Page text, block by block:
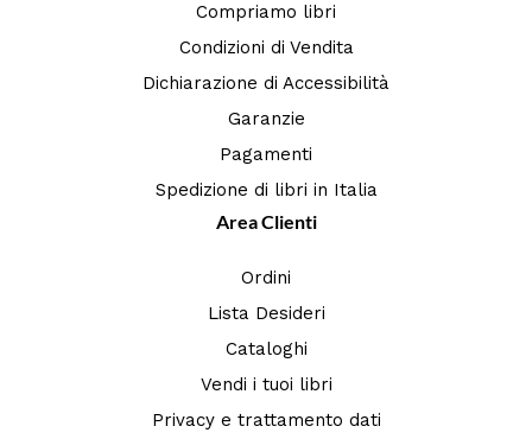
Compriamo libri
Condizioni di Vendita
Dichiarazione di Accessibilità
Garanzie
Pagamenti
Spedizione di libri in Italia
Area Clienti
Ordini
Lista Desideri
Cataloghi
Vendi i tuoi libri
Privacy e trattamento dati